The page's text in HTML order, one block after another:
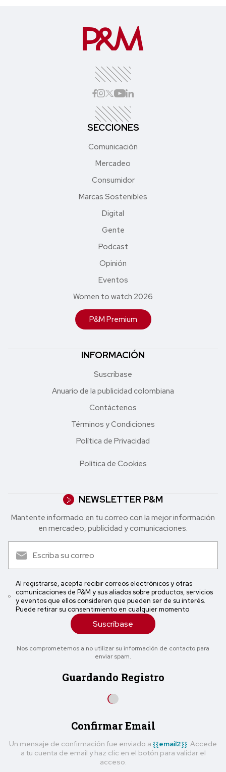
SECCIONES
Comunicación
Mercadeo
Consumidor
Marcas Sostenibles
Digital
Gente
Podcast
Opinión
Eventos
Women to watch 2026
P&M Premium
INFORMACIÓN
Suscríbase
Anuario de la publicidad colombiana
Contáctenos
Términos y Condiciones
Política de Privacidad
Política de Cookies
NEWSLETTER P&M
Mantente informado en tu correo con la mejor in formación
en mercadeo, publicidad y comunicaciones.
Al registrarse, acepta recibir correos electrónicos y otras
comunicaciones de P&M y sus aliados sobre productos, servicios
y eventos que ellos consideren que pueden ser de su interés.
Puede retirar su consentimiento en cualquier momento
Suscríbase
Nos comprometemos a no utilizar su información de contacto para
enviar spam.
Guardando Registro
Confirmar Email
Un mensaje de confirmación fue enviado a {{email2}}. Accede
a tu cuenta de email y haz clic en el botón para validar el
acceso.